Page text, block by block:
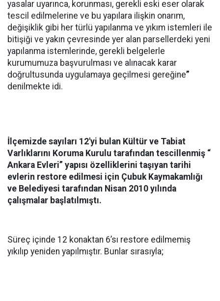
yasalar uyarınca, korunması, gerekli eski eser olarak
tescil edilmelerine ve bu yapılara ilişkin onarım,
değişiklik gibi her türlü yapılanma ve yıkım istemleri ile
bitişiği ve yakın çevresinde yer alan parsellerdeki yeni
yapılanma istemlerinde, gerekli belgelerle
kurumumuza başvurulması ve alınacak karar
doğrultusunda uygulamaya geçilmesi gereğine”
denilmekte idi.
İlçemizde sayıları 12'yi bulan Kültür ve Tabiat
Varlıklarını Koruma Kurulu tarafından tescillenmiş “
Ankara Evleri” yapısı özelliklerini taşıyan tarihi
evlerin restore edilmesi için Çubuk Kaymakamlığı
ve Belediyesi tarafından Nisan 2010 yılında
çalışmalar başlatılmıştı.
Süreç içinde 12 konaktan 6’sı restore edilmemiş
yıkılıp yeniden yapılmıştır. Bunlar sırasıyla;